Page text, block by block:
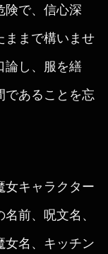
険で、信心深
ままで構いませ
論し、服を繕
であることを忘
女キャラクター
前、呪文名、
女名、キッチン